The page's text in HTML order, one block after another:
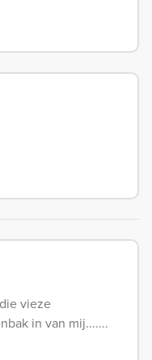
vieze
in van mij.......